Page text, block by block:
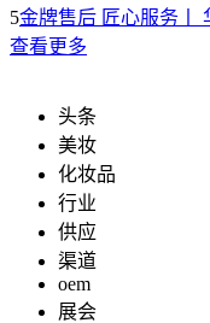
5金牌售后 匠心服务丨
查看更多
头条
美妆
化妆品
行业
供应
渠道
oem
展会